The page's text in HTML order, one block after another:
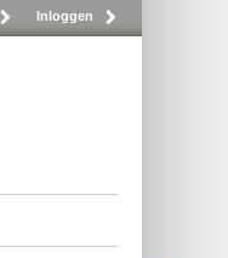
Inloggen